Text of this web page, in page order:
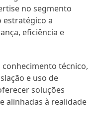
no segmento
a
eficiência e
técnico,
e uso de
soluções
alinhadas à realidade